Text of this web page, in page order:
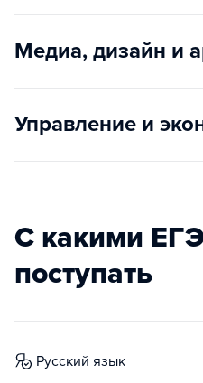
Медиа, дизайн и
Управление и
С какими
поступать
русский язык